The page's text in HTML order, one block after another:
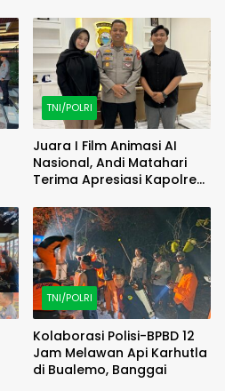
TNI/POLRI
Juara I Film Animasi AI
Nasional, Andi Matahari
Terima Apresiasi Kapolres
TNI/POLRI
Kolaborasi Polisi-BPBD 12
Jam Melawan Api Karhutla
di Bualemo, Banggai